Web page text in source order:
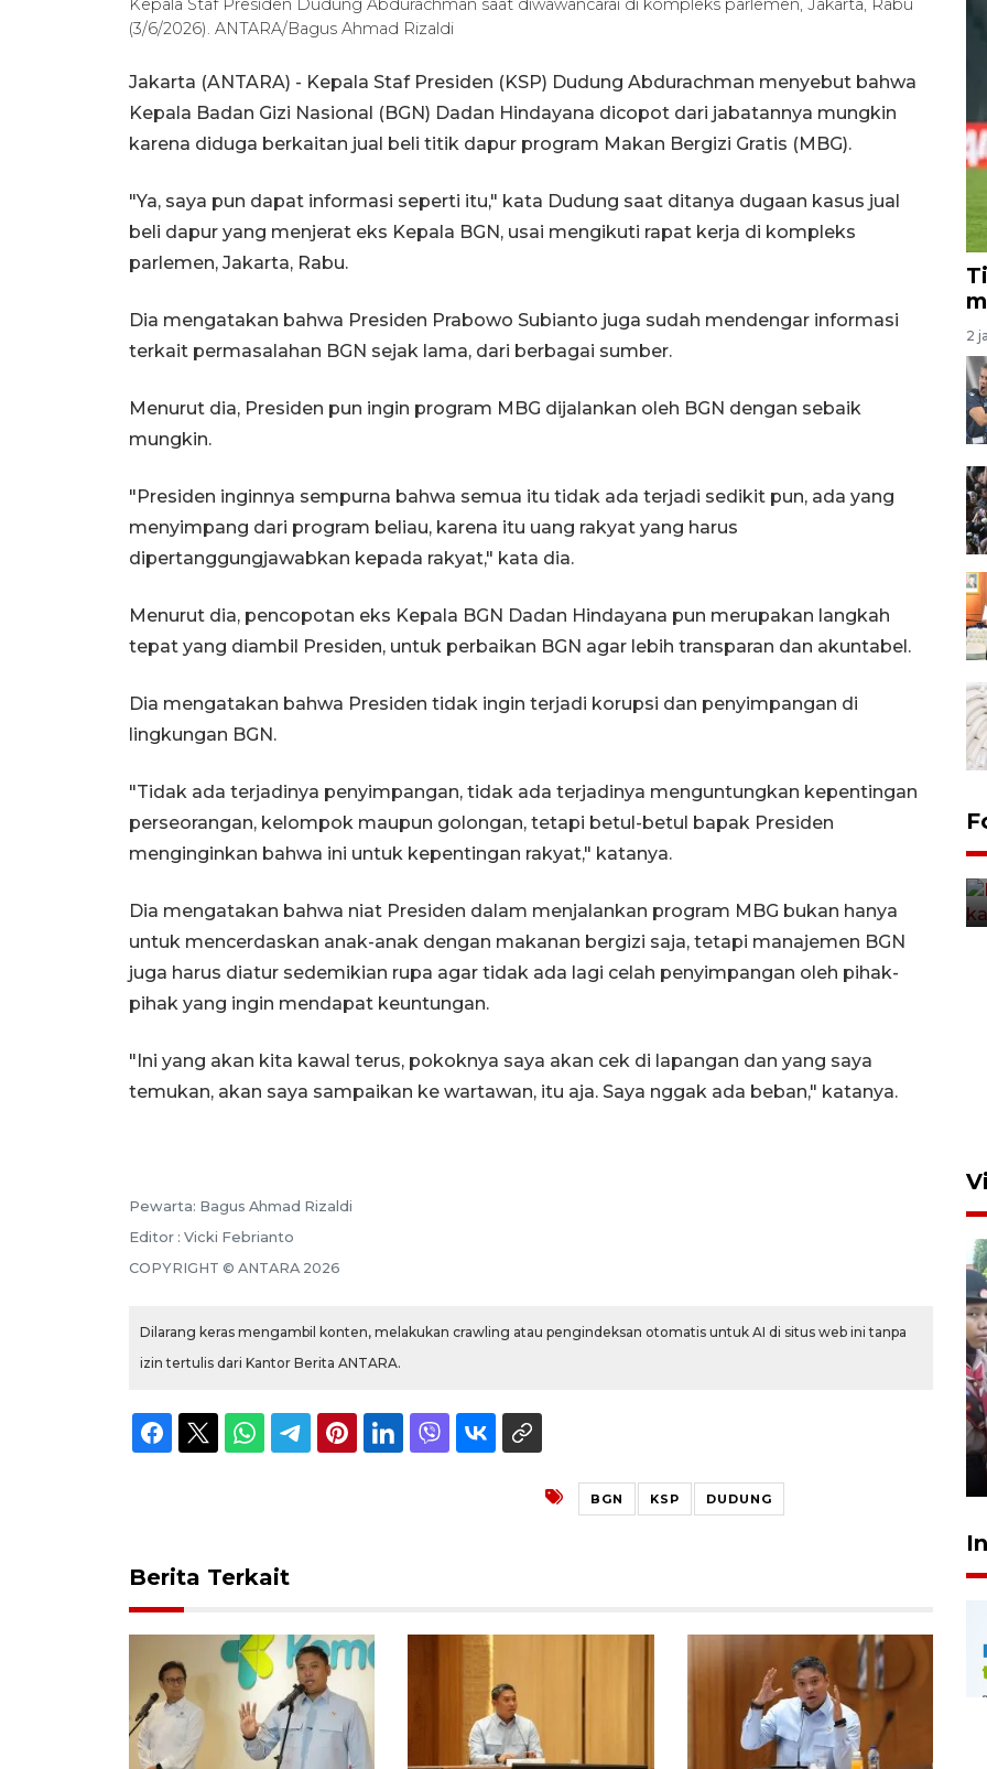
Kepala Staf Presiden Dudung Abdurachman saat diwawancarai di kompleks parlemen, Jakarta, Rabu
(3/6/2026). ANTARA/Bagus Ahmad Rizaldi
Jakarta (ANTARA) - Kepala Staf Presiden (KSP) Dudung Abdurachman menyebut bahwa
Kepala Badan Gizi Nasional (BGN) Dadan Hindayana dicopot dari jabatannya mungkin
karena diduga berkaitan jual beli titik dapur program Makan Bergizi Gratis (MBG).
"Ya, saya pun dapat informasi seperti itu," kata Dudung saat ditanya dugaan kasus jual
beli dapur yang menjerat eks Kepala BGN, usai mengikuti rapat kerja di kompleks
parlemen, Jakarta, Rabu.
Dia mengatakan bahwa Presiden Prabowo Subianto juga sudah mendengar informasi
terkait permasalahan BGN sejak lama, dari berbagai sumber.
Menurut dia, Presiden pun ingin program MBG dijalankan oleh BGN dengan sebaik
mungkin.
"Presiden inginnya sempurna bahwa semua itu tidak ada terjadi sedikit pun, ada yang
menyimpang dari program beliau, karena itu uang rakyat yang harus
dipertanggungjawabkan kepada rakyat," kata dia.
Menurut dia, pencopotan eks Kepala BGN Dadan Hindayana pun merupakan langkah
tepat yang diambil Presiden, untuk perbaikan BGN agar lebih transparan dan akuntabel.
Dia mengatakan bahwa Presiden tidak ingin terjadi korupsi dan penyimpangan di
lingkungan BGN.
"Tidak ada terjadinya penyimpangan, tidak ada terjadinya menguntungkan kepentingan
perseorangan, kelompok maupun golongan, tetapi betul-betul bapak Presiden
menginginkan bahwa ini untuk kepentingan rakyat," katanya.
Dia mengatakan bahwa niat Presiden dalam menjalankan program MBG bukan hanya
untuk mencerdaskan anak-anak dengan makanan bergizi saja, tetapi manajemen BGN
juga harus diatur sedemikian rupa agar tidak ada lagi celah penyimpangan oleh pihak-
pihak yang ingin mendapat keuntungan.
"Ini yang akan kita kawal terus, pokoknya saya akan cek di lapangan dan yang saya
temukan, akan saya sampaikan ke wartawan, itu aja. Saya nggak ada beban," katanya.
Pewarta: Bagus Ahmad Rizaldi
Editor : Vicki Febrianto
COPYRIGHT © ANTARA 2026
Dilarang keras mengambil konten, melakukan crawling atau pengindeksan otomatis untuk AI di situs web ini tanpa
izin tertulis dari Kantor Berita ANTARA.
BGN KSP DUDUNG
Berita Terkait
2
Uji fungsi jembatan kereta api
di Jember